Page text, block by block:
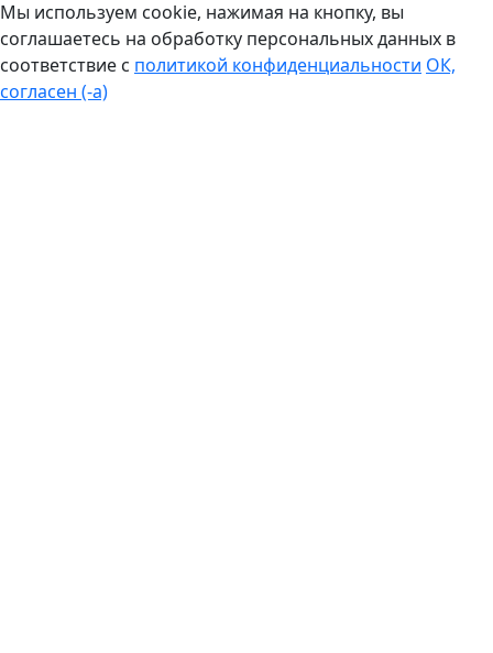
Мы используем cookie, нажимая на кнопку, вы
соглашаетесь на обработку персональных данных в
соответствие с политикой конфиденциальности ОК,
согласен (-а)